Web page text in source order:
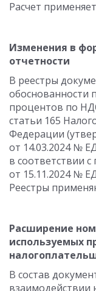
Расчет
Изменения в
отчетности
В реестры
обоснованности
процентов по
статьи 165
Федерации
от 14.03.2024№
в соответствии
от 15.11.2024№
Реестры
Расширение
используемых
В состав
взаимодействии